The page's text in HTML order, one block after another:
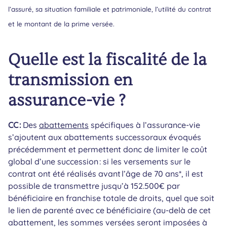
l’assuré, sa situation familiale et patrimoniale, l’utilité du contrat
et le montant de la prime versée.
Quelle est la fiscalité de la
transmission en
assurance-vie ?
CC :Des abattements spécifiques à l’assurance-vie
s’ajoutent aux abattements successoraux évoqués
précédemment et permettent donc de limiter le coût
global d’une succession : si les versements sur le
contrat ont été réalisés avant l’âge de 70 ans*, il est
possible de transmettre jusqu’à 152.500€ par
bénéficiaire en franchise totale de droits, quel que soit
le lien de parenté avec ce bénéficiaire (au-delà de cet
abattement, les sommes versées seront imposées à